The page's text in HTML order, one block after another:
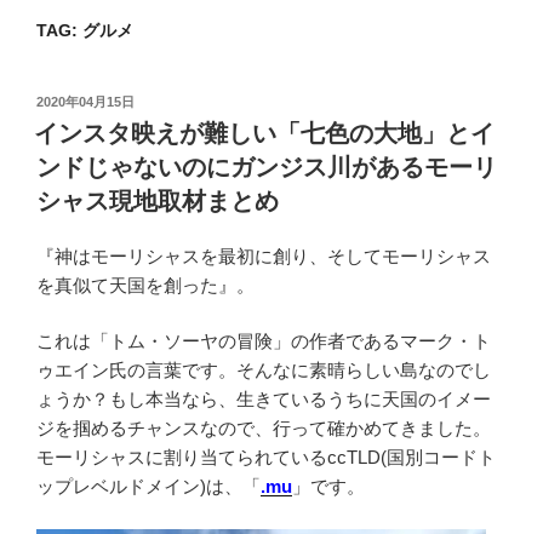
TAG: グルメ
POSTED
ON
2020年04月15日
インスタ映えが難しい「七色の大地」とイ
ンドじゃないのにガンジス川があるモーリ
シャス現地取材まとめ
『神はモーリシャスを最初に創り、そしてモーリシャス
を真似て天国を創った』。
これは「トム・ソーヤの冒険」の作者であるマーク・ト
ゥエイン氏の言葉です。そんなに素晴らしい島なのでし
ょうか？もし本当なら、生きているうちに天国のイメー
ジを掴めるチャンスなので、行って確かめてきました。
モーリシャスに割り当てられているccTLD(国別コードト
ップレベルドメイン)は、「.mu 」です。